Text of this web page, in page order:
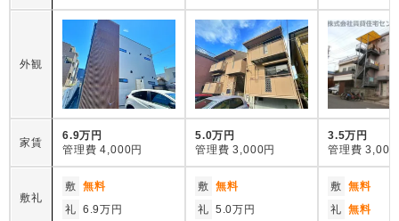
外観
家賃
6.9万円
管理費 4,000円
5.0万円
管理費 3,000円
3.5万円
管理費 3,000
敷礼
敷 無料
礼 6.9万円
敷 無料
礼 5.0万円
敷 無料
礼 無料